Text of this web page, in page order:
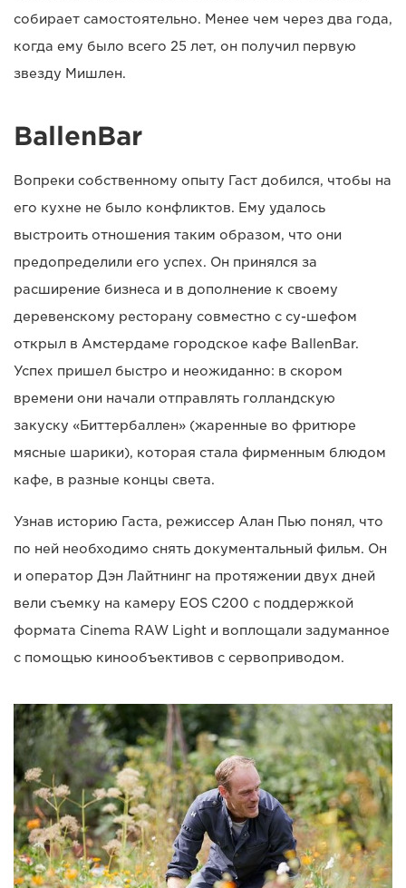
собирает самостоятельно. Менее чем через два года,
когда ему было всего 25 лет, он получил первую
звезду Мишлен.
BallenBar
Вопреки собственному опыту Гаст добился, чтобы на
его кухне не было конфликтов. Ему удалось
выстроить отношения таким образом, что они
предопределили его успех. Он принялся за
расширение бизнеса и в дополнение к своему
деревенскому ресторану совместно с су-шефом
открыл в Амстердаме городское кафе BallenBar.
Успех пришел быстро и неожиданно: в скором
времени они начали отправлять голландскую
закуску «Биттербаллен» (жаренные во фритюре
мясные шарики), которая стала фирменным блюдом
кафе, в разные концы света.
Узнав историю Гаста, режиссер Алан Пью понял, что
по ней необходимо снять документальный фильм. Он
и оператор Дэн Лайтнинг на протяжении двух дней
вели съемку на камеру EOS C200 с поддержкой
формата Cinema RAW Light и воплощали задуманное
с помощью кинообъективов с сервоприводом.